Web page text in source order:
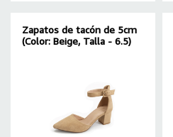
Zapatos de tacón de 5cm
(Color: Beige, Talla - 6.5)